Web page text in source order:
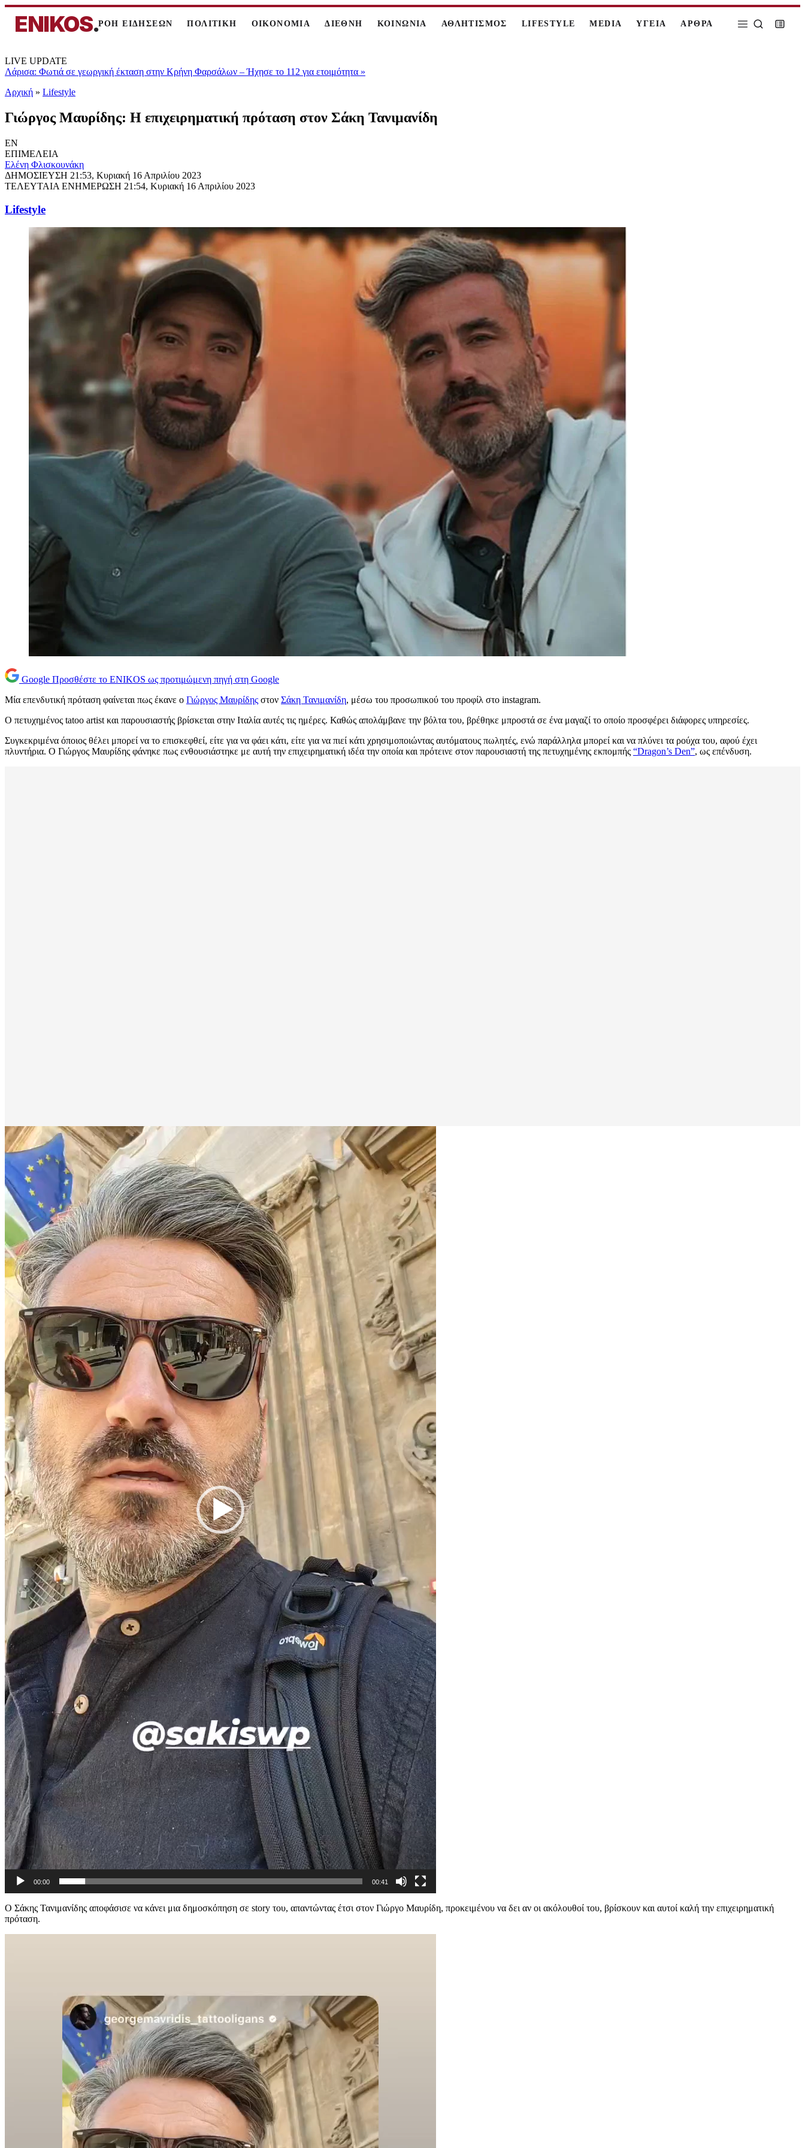
ENIKOS.ΡΟΗ ΕΙΔΗΣΕΩΝ ΠΟΛΙΤΙΚΗ ΟΙΚΟΝΟΜΙΑ ΔΙΕΘΝΗ ΚΟΙΝΩΝΙΑ ΑΘΛΗΤΙΣΜΟΣ LIFESTYLE MEDIA ΥΓΕΙΑ ΑΡΘΡΑ
LIVE UPDATE
Λάρισα: Φωτιά σε γεωργική έκταση στην Κρήνη Φαρσάλων – Ήχησε το 112 για ετοιμότητα »
Αρχική » Lifestyle
Γιώργος Μαυρίδης: Η επιχειρηματική πρόταση στον Σάκη Τανιμανίδη
EN
ΕΠΙΜΕΛΕΙΑ
Ελένη Φλισκουνάκη
ΔΗΜΟΣΙΕΥΣΗ 21:53, Κυριακή 16 Απριλίου 2023
ΤΕΛΕΥΤΑΙΑ ΕΝΗΜΕΡΩΣΗ 21:54, Κυριακή 16 Απριλίου 2023
Lifestyle
Google Προσθέστε το ENIKOS ως προτιμώμενη πηγή στη Google
Μία επενδυτική πρόταση φαίνεται πως έκανε ο Γιώργος Μαυρίδης στον Σάκη Τανιμανίδη, μέσω του προσωπικού του προφίλ στο instagram.
Ο πετυχημένος tatoo artist και παρουσιαστής βρίσκεται στην Ιταλία αυτές τις ημέρες. Καθώς απολάμβανε την βόλτα του, βρέθηκε μπροστά σε ένα μαγαζί το οποίο προσφέρει διάφορες υπηρεσίες.
Συγκεκριμένα όποιος θέλει μπορεί να το επισκεφθεί, είτε για να φάει κάτι, είτε για να πιεί κάτι χρησιμοποιώντας αυτόματους πωλητές, ενώ παράλληλα μπορεί και να πλύνει τα ρούχα του, αφού έχει
πλυντήρια. Ο Γιώργος Μαυρίδης φάνηκε πως ενθουσιάστηκε με αυτή την επιχειρηματική ιδέα την οποία και πρότεινε στον παρουσιαστή της πετυχημένης εκπομπής “Dragon’s Den”, ως επένδυση.
Πρόγραμμα
Αναπαραγωγής
Βίντεο
00:00 00:41
Ο Σάκης Τανιμανίδης αποφάσισε να κάνει μια δημοσκόπηση σε story του, απαντώντας έτσι στον Γιώργο Μαυρίδη, προκειμένου να δει αν οι ακόλουθοί του, βρίσκουν και αυτοί καλή την επιχειρηματική
πρόταση.